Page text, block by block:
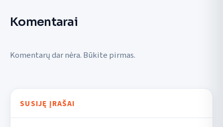
Komentarai
Komentarų dar nėra. Būkite pirmas.
SUSIJĘ ĮRAŠAI